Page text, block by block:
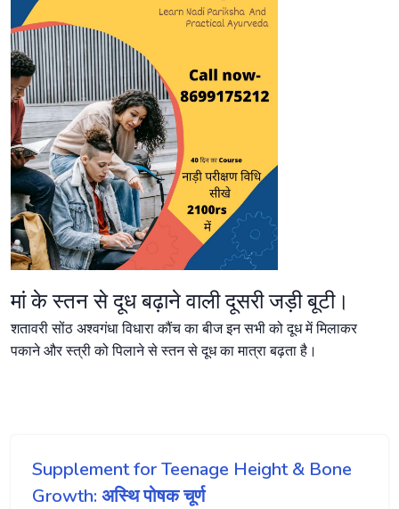
मां के स्तन से दूध बढ़ाने वाली दूसरी जड़ी बूटी।
शतावरी सोंठ अश्वगंधा विधारा कौंच का बीज इन सभी को दूध में मिलाकर
पकाने और स्त्री को पिलाने से स्तन से दूध का मात्रा बढ़ता है।
Supplement for Teenage Height & Bone
Growth: अस्थि पोषक चूर्ण